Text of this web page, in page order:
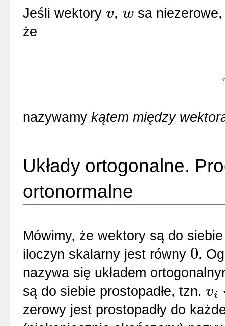
Jeśli wektory v
v ,w
w
sa
że
nazywamy kątem między
Układy ortogonalne.
ortonormalne
Mówimy, że wektory są do
iloczyn skalarny jest równy 0
0
.
nazywa się układem
są do siebie prostopadłe, tzn. vi
vi⋅vj= 0
zerowy jest prostopadły do